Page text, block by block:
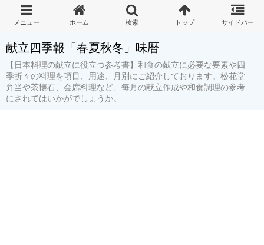
献立四季報「春夏秋冬」味暦
【日本料理の献立に役立つ参考書】和食の献立に必要な要素や四
季折々の料理を項目、用途、月別にご紹介しております。松花堂
弁当や茶懐石、会席料理など、毎月の献立作成や和食調理の参考
にされてはいかがでしょうか。